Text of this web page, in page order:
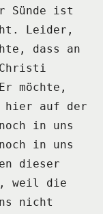
Sünde ist
Leider,
dass an
Er möchte,
hier auf der
in uns
in uns
dieser
weil die
nicht